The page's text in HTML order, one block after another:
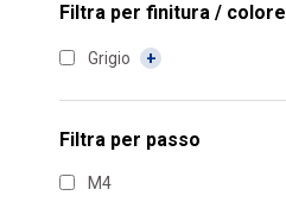
Filtra per finitura / colore
Grigio
Filtra per passo
M4